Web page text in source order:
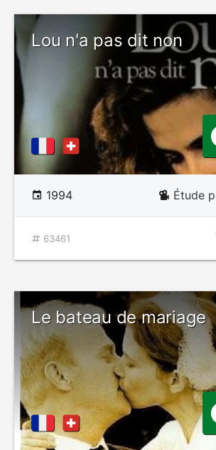
Lou n'a pas dit non
1994 Étude
63461
Le bateau de mariage